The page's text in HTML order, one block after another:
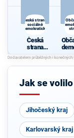
Česká strana
sociálně
demokratická
Česká
strana
sociálně
demokrati
cká
cká
Jak se
Jihočeský kraj
Karlovarský kraj